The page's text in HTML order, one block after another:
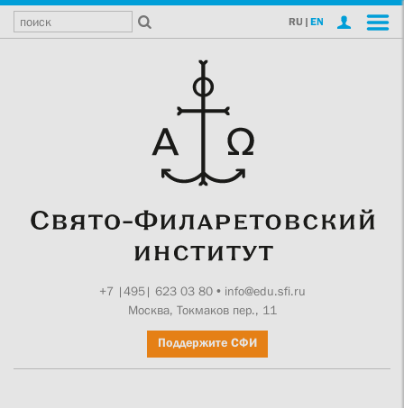
RU | EN
+7 |495| 623 03 80• info@edu.sfi.ru
Москва, Токмаков пер., 11
Поддержите СФИ